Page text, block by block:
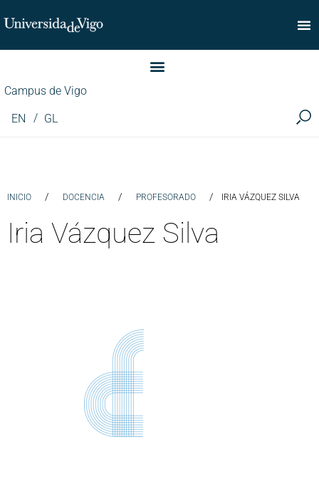
Facultad de Comercio
Campus de Vigo
EN GL
INICIO / DOCENCIA / PROFESORADO / IRIA VÁZQUEZ SILVA
Iria Vázquez Silva